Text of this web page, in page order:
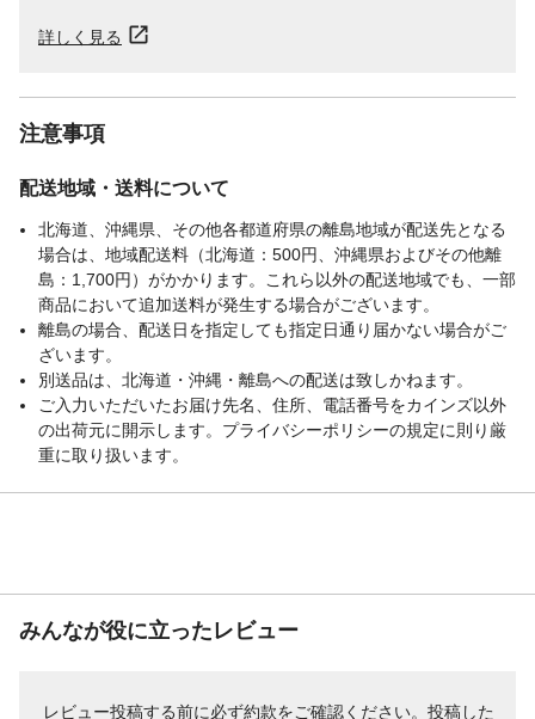
詳しく見る
注意事項
配送地域・送料について
北海道、沖縄県、その他各都道府県の離島地域が配送先となる
場合は、地域配送料（北海道：500円、沖縄県およびその他離
島：1,700円）がかかります。これら以外の配送地域でも、一部
商品において追加送料が発生する場合がございます。
離島の場合、配送日を指定しても指定日通り届かない場合がご
ざいます。
別送品は、北海道・沖縄・離島への配送は致しかねます。
ご入力いただいたお届け先名、住所、電話番号をカインズ以外
の出荷元に開示します。プライバシーポリシーの規定に則り厳
重に取り扱います。
みんなが役に立ったレビュー
レビュー投稿する前に必ず約款をご確認ください。投稿した